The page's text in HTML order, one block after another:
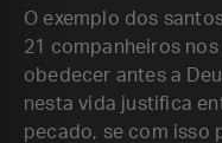
O exemplo dos
21 companheiros
obedecer antes a
nesta vida justifica
pecado, se com isso